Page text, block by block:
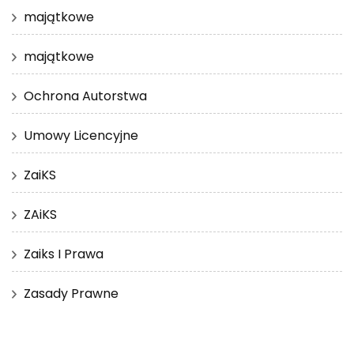
majątkowe
majątkowe
Ochrona Autorstwa
Umowy Licencyjne
ZaiKS
ZAiKS
Zaiks I Prawa
Zasady Prawne